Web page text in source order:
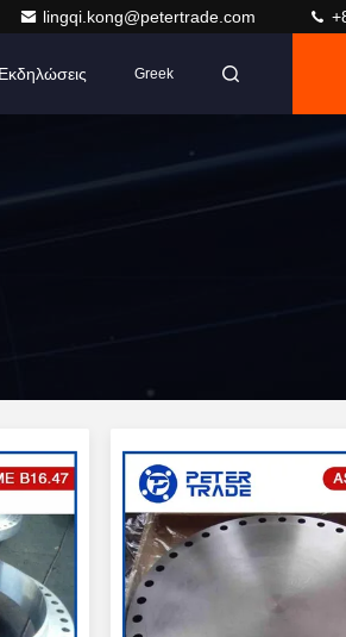
lingqi.kong@petertrade.com
Εκδηλώσεις Greek